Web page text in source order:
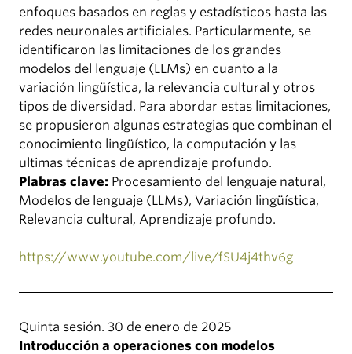
enfoques basados en reglas y estadísticos hasta las
redes neuronales artificiales. Particularmente, se
identificaron las limitaciones de los grandes
modelos del lenguaje (LLMs) en cuanto a la
variación lingüística, la relevancia cultural y otros
tipos de diversidad. Para abordar estas limitaciones,
se propusieron algunas estrategias que combinan el
conocimiento lingüístico, la computación y las
ultimas técnicas de aprendizaje profundo.
Plabras clave: Procesamiento del lenguaje natural,
Modelos de lenguaje (LLMs), Variación lingüística,
Relevancia cultural, Aprendizaje profundo.
https://www.youtube.com/live/fSU4j4thv6g
Quinta sesión. 30 de enero de 2025
Introducción a operaciones con modelos